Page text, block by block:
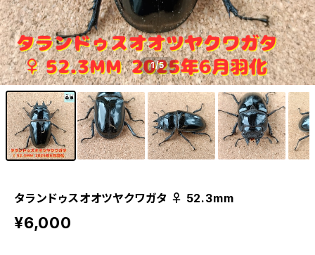
1/5
タランドゥスオオツヤクワガタ ♀ 52.3mm
¥6,000